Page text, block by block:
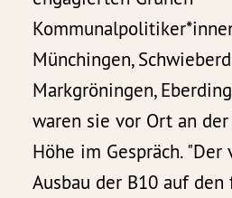
Münchingen,
Markgröningen,
waren sie vor Ort an
Höhe im Gespräch. "Der
Ausbau der B10 auf